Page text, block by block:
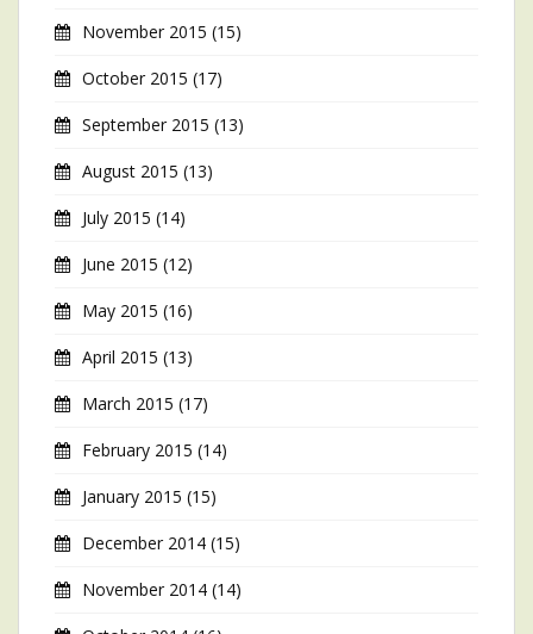
November 2015 (15)
October 2015 (17)
September 2015 (13)
August 2015 (13)
July 2015 (14)
June 2015 (12)
May 2015 (16)
April 2015 (13)
March 2015 (17)
February 2015 (14)
January 2015 (15)
December 2014 (15)
November 2014 (14)